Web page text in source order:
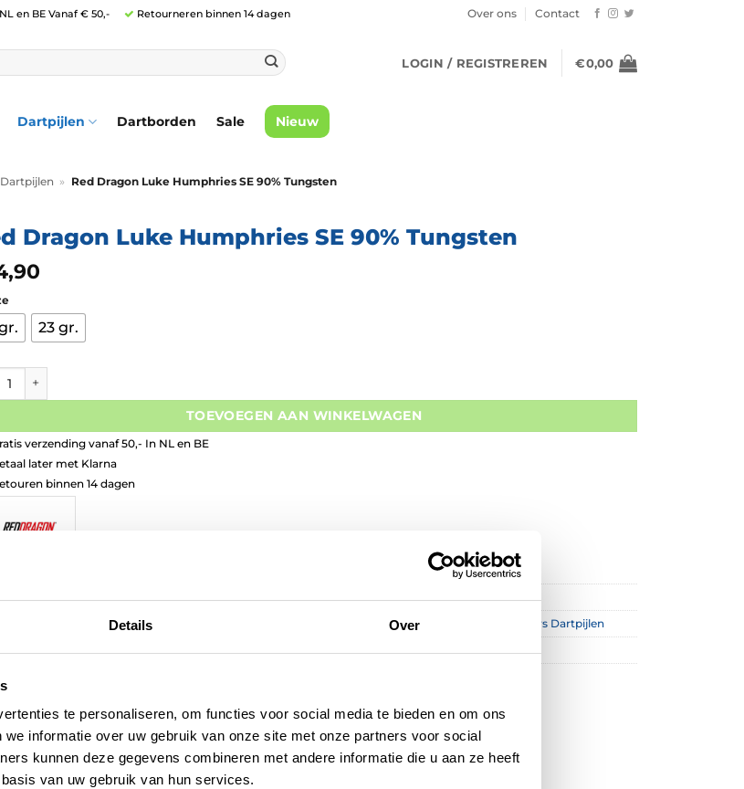
Details Over
te personaliseren, om functies voor social media te bieden en om ons
informatie over uw gebruik van onze site met onze partners voor social
kunnen deze gegevens combineren met andere informatie die u aan ze heeft
van uw gebruik van hun services.
en BE Vanaf € 50,- Retourneren binnen 14 dagen Over ons Contact
LOGIN / REGISTREREN €0,00
Dartpijlen Dartborden Sale Nieuw
» Red Dragon Luke Humphries SE 90% Tungsten
Dragon Luke Humphries SE 90% Tungsten
23 gr.
TOEVOEGEN AAN WINKELWAGEN
verzending vanaf 50,- In NL en BE
later met Klarna
binnen 14 dagen
variation-5852
Alle Spelers Dartpijlen Red Dragon Dartpijlen Spelers Dartpijlen
Luke Humphries,Red Dragon Launch 2023